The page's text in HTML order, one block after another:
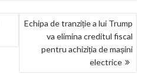
Echipa de tranziție a lui Trump
va elimina creditul fiscal
pentru achiziția de mașini
electrice